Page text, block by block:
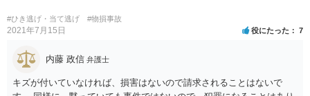
#ひき逃げ・当て逃げ #物損事故
2021年7月15日 役にたった 7
内藤 政信 弁護士
キズが付いていなければ、損害はないので請求されることはないで